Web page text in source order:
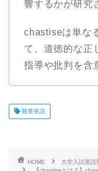
響するかが研究
chastiseは単な
て、道徳的な正
指導や批判を含
難英単語
HOME 大学入試英語